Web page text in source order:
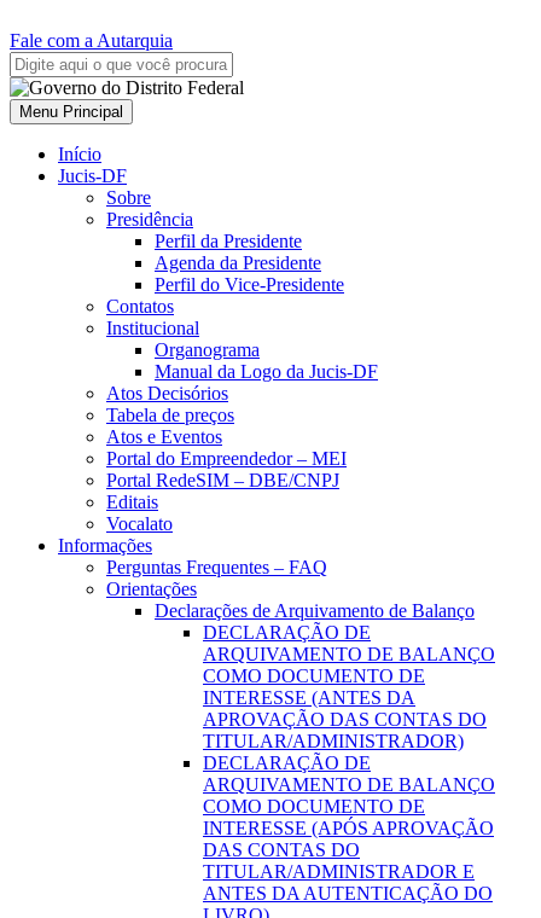
Fale com a Autarquia
Menu Principal
Início
Jucis-DF
Sobre
Presidência
Perfil da Presidente
Agenda da Presidente
Perfil do Vice-Presidente
Contatos
Institucional
Organograma
Manual da Logo da Jucis-DF
Atos Decisórios
Tabela de preços
Atos e Eventos
Portal do Empreendedor – MEI
Portal RedeSIM – DBE/CNPJ
Editais
Vocalato
Informações
Perguntas Frequentes – FAQ
Orientações
Declarações de Arquivamento de Balanço
DECLARAÇÃO DE
ARQUIVAMENTO DE BALANÇO
COMO DOCUMENTO DE
INTERESSE (ANTES DA
APROVAÇÃO DAS CONTAS DO
TITULAR/ADMINISTRADOR)
DECLARAÇÃO DE
ARQUIVAMENTO DE BALANÇO
COMO DOCUMENTO DE
INTERESSE (APÓS APROVAÇÃO
DAS CONTAS DO
TITULAR/ADMINISTRADOR E
ANTES DA AUTENTICAÇÃO DO